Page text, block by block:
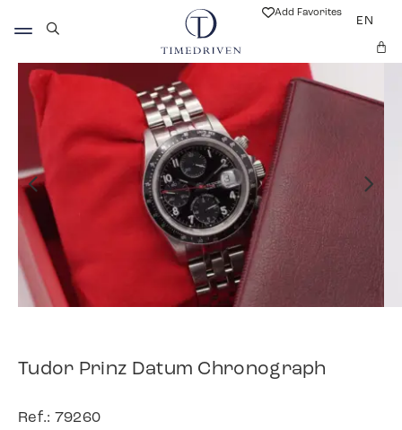
Add Favorites
EN
Tudor Prinz Datum Chronograph
Ref.: 79260